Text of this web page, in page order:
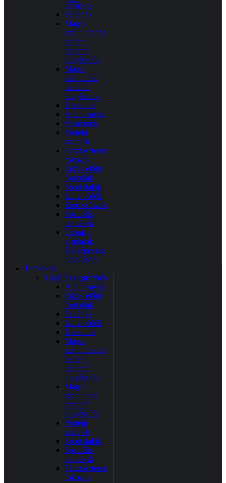
tanácsok
Fehérjék
Magas
szénhidrát és
fehérje
tartalmú
kiegészítők
Magas
szénhidrát
tartalmú
kiegészítők
Kreatinok
Aminosavak
Vitaminok
Protein
szeletek
Tesztoszteron
fokozók
Edzés előtti
formulák
Sport italok
Izületvédők
Zero szószok
Speciális
termékek
Csomag
ajánlatok
állóképesség
növelésére
Termékek
Táplálékkiegészítők
Aminosavak
Edzés előtti
formulák
Fehérjék
Izületvédők
Kreatinok
Magas
szénhidrát és
fehérje
tartalmú
kiegészítők
Magas
szénhidrát
tartalmú
kiegészítők
Protein
szeletek
Sport italok
Speciális
termékek
Tesztoszteron
fokozók